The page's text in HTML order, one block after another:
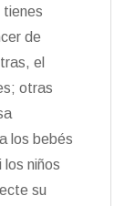
tienes
de
el
otras
los bebés
niños
su